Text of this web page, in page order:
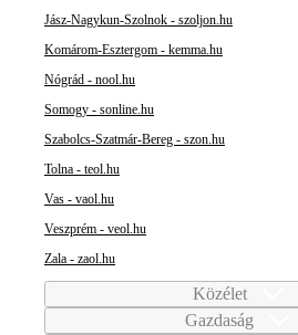
Jász-Nagykun-Szolnok - szoljon.hu
Komárom-Esztergom - kemma.hu
Nógrád - nool.hu
Somogy - sonline.hu
Szabolcs-Szatmár-Bereg - szon.hu
Tolna - teol.hu
Vas - vaol.hu
Veszprém - veol.hu
Zala - zaol.hu
Közélet
Gazdaság